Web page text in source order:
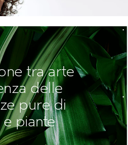
tra arte
delle
pure di
piante